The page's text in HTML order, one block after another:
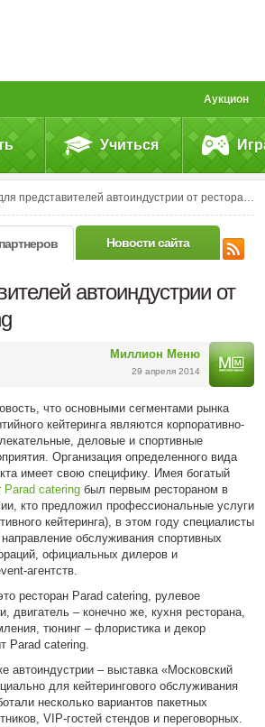
Аукцион
Учиться
представителей автоиндустрии от ресторана Parad catering
Новости сайта
автоиндустрии от
Миллион Меню
29 апреля 2014
что основными сегментами рынка
кейтеринга являются корпоративно-
деловые и спортивные
Организация определенного вида
имеет свою специфику. Имея богатый
Parad catering был первым рестораном в
кто предложил профессиональные услуги
кейтеринга), в этом году специалисты
обслуживания спортивных
официальных дилеров и
агентств.
ресторан Parad catering, рулевое
двигатель – конечно же, кухня ресторана,
тюнинг – флористика и декор
Parad catering.
автоиндустрии – выставка «Московский
для кейтерингового обслуживания
несколько вариантов пакетных
VIP-гостей стендов и переговорных.